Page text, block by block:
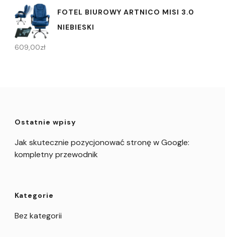
FOTEL BIUROWY ARTNICO MISI 3.0
NIEBIESKI
609,00zł
Ostatnie wpisy
Jak skutecznie pozycjonować stronę w Google:
kompletny przewodnik
Kategorie
Bez kategorii